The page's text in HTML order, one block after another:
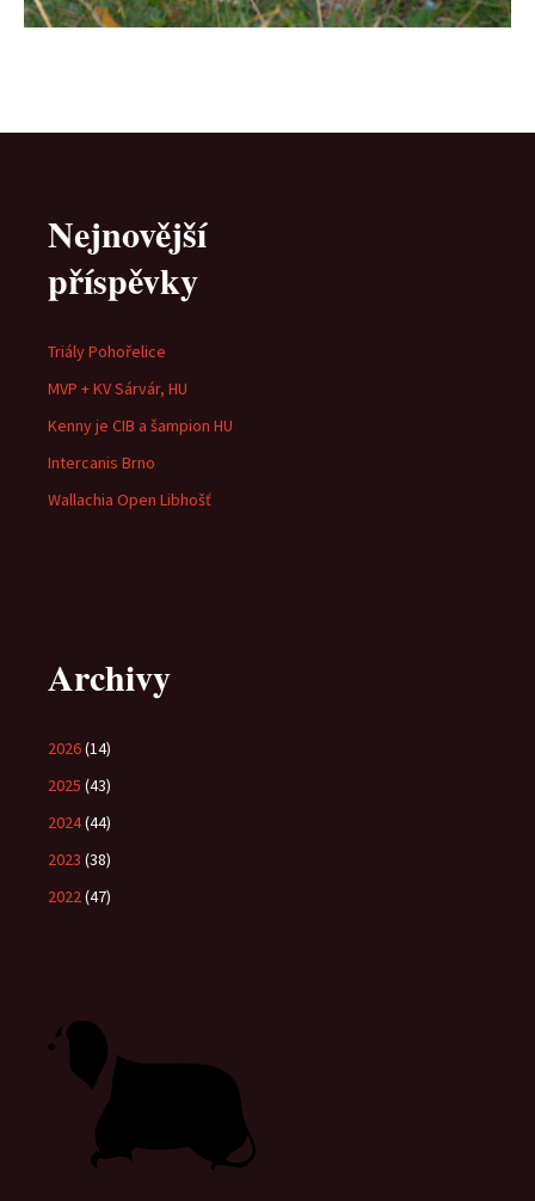
Nejnovější
příspěvky
Triály Pohořelice
MVP + KV Sárvár, HU
Kenny je CIB a šampion HU
Intercanis Brno
Wallachia Open Libhošť
Archivy
2026(14)
2025 (43)
2024(44)
2023 (38)
2022(47)